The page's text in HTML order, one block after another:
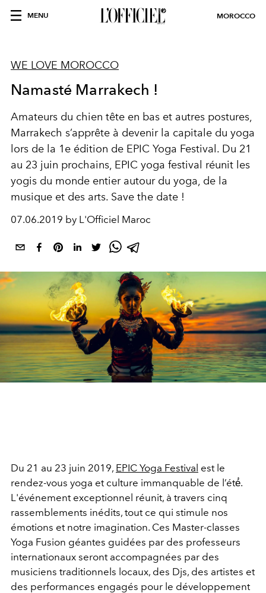
MENU MOROCCO
WE LOVE MOROCCO
Namasté Marrakech !
Amateurs du chien tête en bas et autres postures,
Marrakech s’apprête à devenir la capitale du yoga
lors de la 1e édition de EPIC Yoga Festival. Du 21
au 23 juin prochains, EPIC yoga festival réunit les
yogis du monde entier autour du yoga, de la
musique et des arts. Save the date !
07.06.2019 by L'Officiel Maroc
Du 21 au 23 juin 2019, EPIC Yoga Festival est le
rendez-vous yoga et culture immanquable de l’été́.
L'événement exceptionnel réunit, à travers cinq
rassemblements inédits, tout ce qui stimule nos
émotions et notre imagination. Ces Master-classes
Yoga Fusion géantes guidées par des professeurs
internationaux seront accompagnées par des
musiciens traditionnels locaux, des Djs, des artistes et
des performances engagés pour le développement